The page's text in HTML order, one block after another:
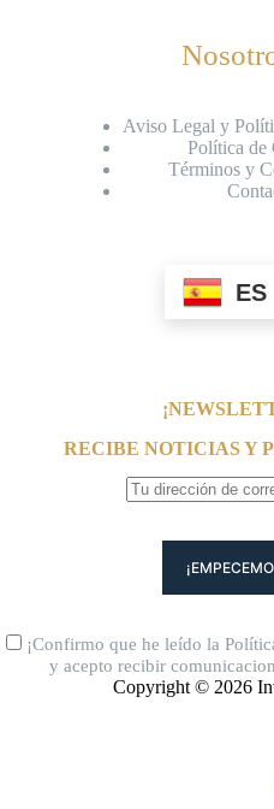
Aviso Legal y
Política de
Términos y
ES
RECIBE NOTICIAS Y
¡Confirmo que he leído la
y acepto recibir
Copyright © 2026